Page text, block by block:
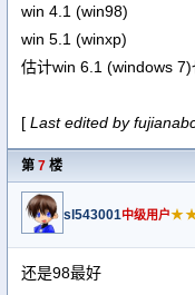
win 4.1 (win98)
win 5.1 (winxp)
估计win 6.1 (windows
[ Last edited by
第 7 楼
sl543001中级用户
还是98最好